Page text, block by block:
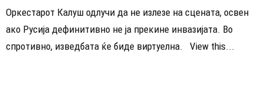
Оркестарот Калуш одлучи да не излезе на сцената, освен
ако Русија дефинитивно не ја прекине инвазијата. Во
спротивно, изведбата ќе биде виртуелна. View this...